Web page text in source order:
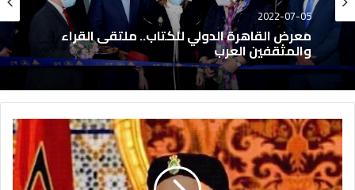
2022-07-05
معرض القاهرة الدولي للكتاب.. ملتقى القراء
والمثقفين العرب